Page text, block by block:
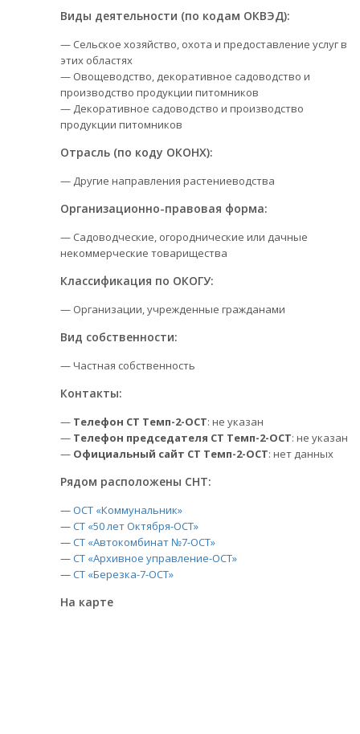
Виды деятельности (по кодам ОКВЭД):
— Сельское хозяйство, охота и предоставление услуг в
этих областях
— Овощеводство, декоративное садоводство и
производство продукции питомников
— Декоративное садоводство и производство
продукции питомников
Отрасль (по коду ОКОНХ):
— Другие направления растениеводства
Организационно-правовая форма:
— Садоводческие, огороднические или дачные
некоммерческие товарищества
Классификация по ОКОГУ:
— Организации, учрежденные гражданами
Вид собственности:
— Частная собственность
Контакты:
— Телефон СТ Темп-2-ОСТ: не указан
— Телефон председателя СТ Темп-2-ОСТ: не указан
— Официальный сайт СТ Темп-2-ОСТ: нет данных
Рядом расположены СНТ:
—ОСТ «Коммунальник»
—СТ «50 лет Октября-ОСТ»
—СТ «Автокомбинат №7-ОСТ»
—СТ «Архивное управление-ОСТ»
—СТ «Березка-7-ОСТ»
На карте